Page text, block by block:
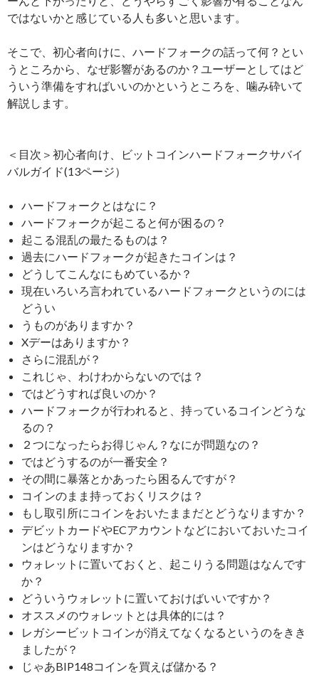
ではないかと感じている人も多いと思います。
そこで、初心者向けに、ハードフォークの話って何？とい
うところから、なぜ影響があるのか？ユーザーとしてはど
ういう準備をすればいいのかというところを、噛み砕いて
解説します。
＜目次＞初心者向け、ビットコインハードフォークサバイ
バルガイド(13ページ）
ハードフォークとはなに？
ハードフォークが起こると何が困るの？
起こる混乱の最たるものは？
過去にハードフォークが起きたコインは？
どうしてこんなにもめているか？
現在いろいろ言われているハードフォークというのには
どうい
うものがありますか？
Xデーはありますか？
さらに混乱が？
これじゃ、わけわからないのでは？
ではどうすれば良いのか？
ハードフォークが行われると、持っているコインどうな
るの？
２つになったらお得じゃん？なにが問題なの？
ではどうするのが一番安全？
その間に暴落とかあったら困るんですが？
コインのまま持っておくリスクは？
もし取引所にコインをおいたままだとどうなりますか？
デビットカードやECアカウントなどにおいておいたコイ
ンはどうなりますか？
ウォレットに置いておくと、起こりうる問題はなんです
か？
どういうウォレットに置いておけばいいですか？
オススメのウォレットとは具体的には？
レガシービットコインが消えてなくなるというのをきき
ましたが？
じゃあBIP148コインを買えば儲かる？